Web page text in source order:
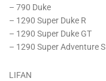
– 790 Duke
– 1290 Super Duke R
– 1290 Super Duke GT
– 1290 Super Adventure S
LIFAN